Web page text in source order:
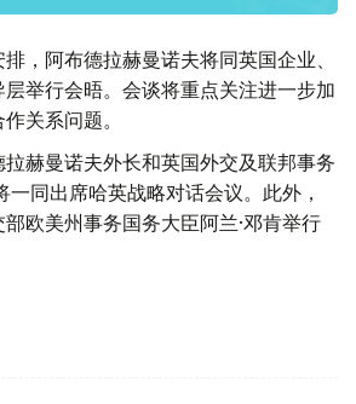
，阿布德拉赫曼诺夫将同英国企业、
举行会晤。会谈将重点关注进一步加
关系问题。
赫曼诺夫外长和英国外交及联邦事务
一同出席哈英战略对话会议。此外，
欧美州事务国务大臣阿兰·邓肯举行